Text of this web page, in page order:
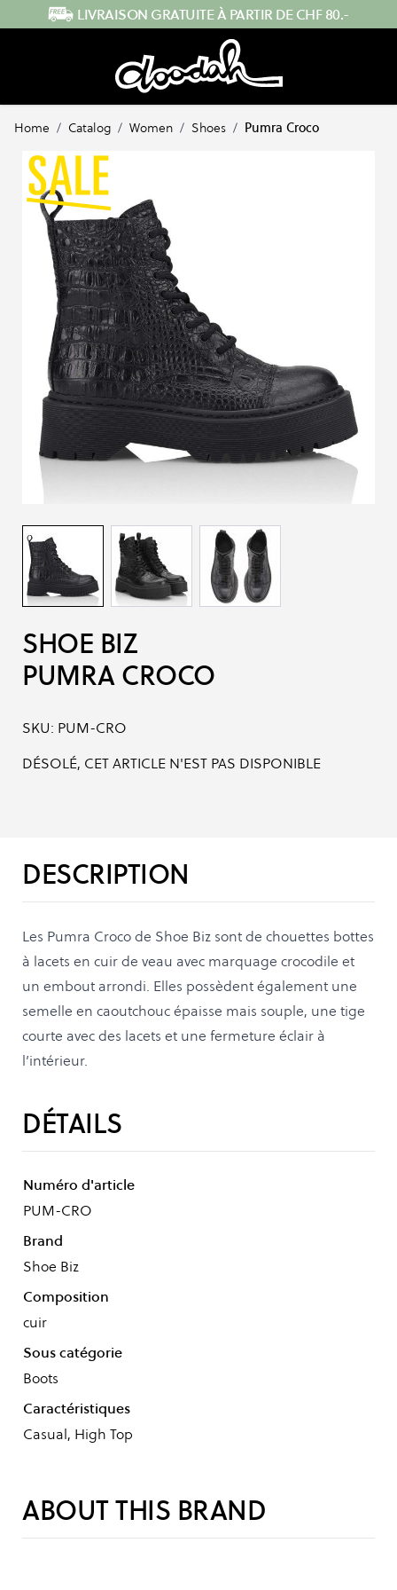
Skip to Content
À PARTIR DE CHF 80.-
Home / Catalog / Women / Shoes / Pumra Croco
SHOE BIZ
PUMRA CROCO
SKU: PUM-CRO
DÉSOLÉ, CET ARTICLE N'EST PAS DISPONIBLE
DESCRIPTION
Les Pumra Croco de Shoe Biz sont de chouettes bottes
à lacets en cuir de veau avec marquage crocodile et
un embout arrondi. Elles possèdent également une
semelle en caoutchouc épaisse mais souple, une tige
courte avec des lacets et une fermeture éclair à
l’intérieur.
DÉTAILS
Numéro d'article
PUM-CRO
Brand
Shoe Biz
Composition
cuir
Sous catégorie
Boots
Caractéristiques
Casual, High Top
ABOUT THIS BRAND